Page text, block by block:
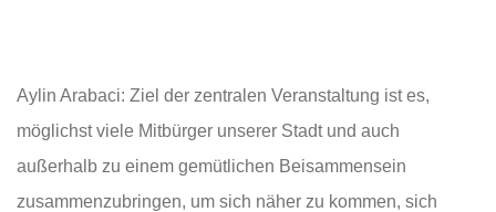
Aylin Arabaci: Ziel der zentralen Veranstaltung ist es,
möglichst viele Mitbürger unserer Stadt und auch
außerhalb zu einem gemütlichen Beisammensein
zusammenzubringen, um sich näher zu kommen, sich